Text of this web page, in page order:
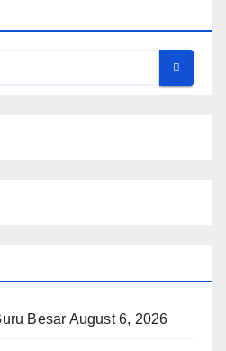
Besar August 6, 2026